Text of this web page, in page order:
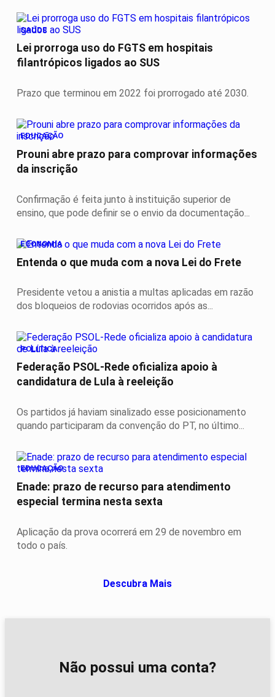
SAÚDE
Lei prorroga uso do FGTS em hospitais
filantrópicos ligados ao SUS
Prazo que terminou em 2022 foi prorrogado até 2030.
EDUCAÇÃO
Prouni abre prazo para comprovar informações
da inscrição
Confirmação é feita junto à instituição superior de
ensino, que pode definir se o envio da documentação...
ECONOMIA
Entenda o que muda com a nova Lei do Frete
Presidente vetou a anistia a multas aplicadas em razão
dos bloqueios de rodovias ocorridos após as...
POLÍTICA
Federação PSOL-Rede oficializa apoio à
candidatura de Lula à reeleição
Os partidos já haviam sinalizado esse posicionamento
quando participaram da convenção do PT, no último...
EDUCAÇÃO
Enade: prazo de recurso para atendimento
especial termina nesta sexta
Aplicação da prova ocorrerá em 29 de novembro em
todo o país.
Descubra Mais
Não possui uma conta?